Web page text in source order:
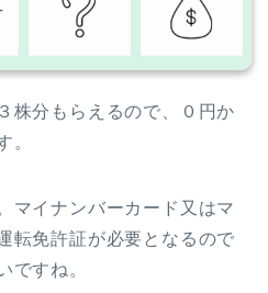
株分もらえるので、０円か
。
マイナンバーカード又はマ
転免許証が必要となるので
ですね。